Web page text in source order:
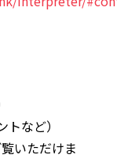
など）
いただけま